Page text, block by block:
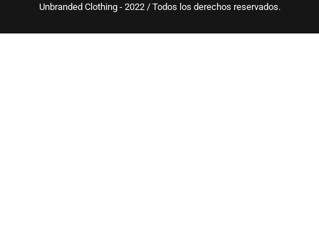
Unbranded Clothing - 2022 / Todos los derechos reservados.